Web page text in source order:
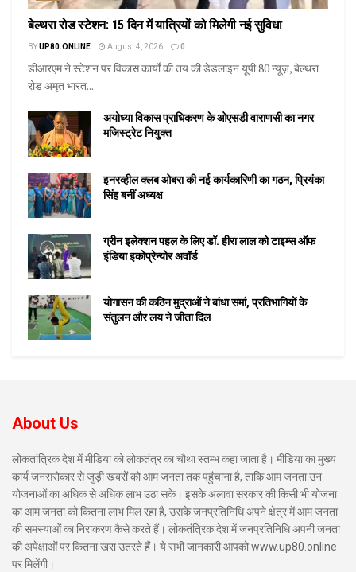
बेल्थरा रोड स्टेशन: 15 दिन में यात्रियों को मिलेगी नई सुविधा
BYUP80.ONLINE August 4, 2026 0
डीआरएम ने स्टेशन पर विकास कार्यों की तय की डेडलाइन यूपी 80 न्यूज़, बेल्थरा
रोड अमृत भारत...
अयोध्या विकास प्राधिकरण के ओएसडी वाराणसी का नगर
मजिस्ट्रेट नियुक्त
इनरव्हील क्लब ओबरा की नई कार्यकारिणी का गठन, प्रियंका
सिंह बनीं अध्यक्ष
ग्रीन इलेक्शन पहल के लिए डॉ. हीरा लाल को टाइम्स ऑफ
इंडिया इकोप्रेन्योर अवॉर्ड
योगासन की कठिन मुद्राओं ने बांधा समां, प्रतिभागियों के
संतुलन और लय ने जीता दिल
About Us
लोकतांत्रिक देश में मीडिया को लोकतंत्र का चौथा स्तम्भ कहा जाता है। मीडिया का मुख्य
कार्य जनसरोकार से जुड़ी खबरों को आम जनता तक पहुंचाना है, ताकि आम जनता उन
योजनाओं का अधिक से अधिक लाभ उठा सके। इसके अलावा सरकार की किसी भी योजना
का आम जनता को कितना लाभ मिल रहा है, उसके जनप्रतिनिधि अपने क्षेत्र में आम जनता
की समस्याओं का निराकरण कैसे करते हैं। लोकतंत्रिक देश में जनप्रतिनिधि अपनी जनता
की अपेक्षाओं पर कितना खरा उतरते हैं। ये सभी जानकारी आपको www.up80.online
पर मिलेंगी।